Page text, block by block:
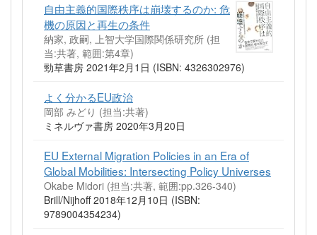
自由主義的国際秩序は崩壊するのか: 危
機の原因と再生の条件
納家, 政嗣, 上智大学国際関係研究所 (担
当:共著, 範囲:第4章)
勁草書房 2021年2月1日 (ISBN: 4326302976)
よく分かるEU政治
岡部 みどり (担当:共著)
ミネルヴァ書房 2020年3月20日
EU External Migration Policies in an Era of
Global Mobilities: Intersecting Policy Universes
Okabe Midori (担当:共著, 範囲:pp.326-340)
Brill/Nijhoff 2018年12月10日 (ISBN:
9789004354234)